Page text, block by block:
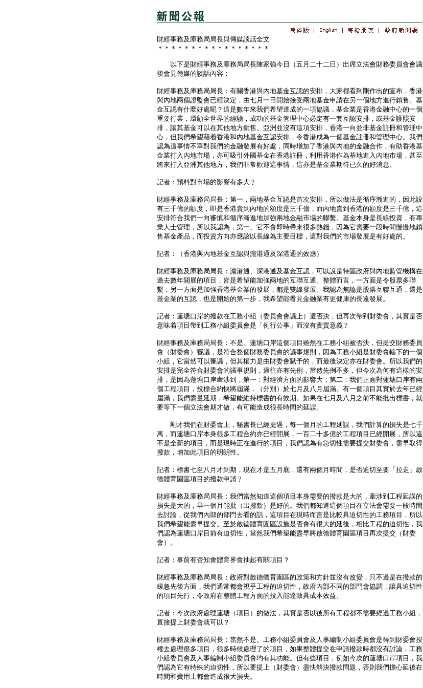
財經事務及庫務局局長與傳媒談話全文
＊＊＊＊＊＊＊＊＊＊＊＊＊＊＊＊＊
以下是財經事務及庫務局局長陳家強今日（五月二十二日）出席立法會財務委員會會議
後會見傳媒的談話內容：
財經事務及庫務局局長：有關香港與內地基金互認的安排，大家都看到剛作出的宣布，香港
與內地兩個證監會已經決定，由七月一日開始接受兩地基金申請在另一個地方進行銷售。基
金互認有什麼好處呢？這是數年來我們希望達成的一項協議，基金業是香港金融中心的一個
重要行業，環顧全世界的經驗，成功的基金管理中心必定有一套互認安排，或基金護照安
排，讓其基金可以在其他地方銷售。亞洲並沒有這項安排，香港一向並非基金註冊和管理中
心，但我們希望藉着香港和內地基金互認安排，令香港成為一個基金註冊和管理中心。我們
認為這事情不單對我們的金融發展有好處，同時增加了香港與內地的金融合作，有助香港基
金業打入內地市場，亦可吸引外國基金在香港註冊，利用香港作為基地進入內地市場，甚至
將來打入亞洲其他地方，我們非常歡迎這事情，這亦是基金業期待已久的好消息。
記者：預料對市場的影響有多大﹖
財經事務及庫務局局長：第一，兩地基金互認是首次安排，所以做法是循序漸進的，因此設
有三千億的額度，即是香港賣到內地的額度是三千億，而內地賣到香港的額度是三千億，這
安排符合我們一向審慎和循序漸進地加強兩地金融市場的聯繫。基金本身是長線投資，有專
業人士管理，所以我認為，第一、它不會即時帶來很多熱錢，因為它需要一段時間慢慢地銷
售基金產品，而投資方向亦應該以長線為主要目標，這對我們的市場發展是有好處的。
記者：（香港與內地基金互認與滬港通及深港通的效應）
財經事務及庫務局局長：滬港通、深港通及基金互認，可以說是特區政府與內地監管機構在
過去數年開展的項目，皆是希望能加強兩地的互聯互通。整體而言，一方面是令股票多聯
繫，另一方面是加強香港基金業的發展，都是雙線發展。我認為無論是股票互聯互通，還是
基金業的互認，也是開始的第一步，我希望能看見金融業有更健康的長遠發展。
記者：蓮塘口岸的撥款在工務小組（委員會會議上）遭否決，但再次帶到財委會，其實是否
意味着項目帶到工務小組委員會是「例行公事」而沒有實質意義﹖
財經事務及庫務局局長：不是。蓮塘口岸這個項目雖然在工務小組被否決，但提交財務委員
會（財委會）審議，是符合整個財務委員會的議事規則，因為工務小組是財委會轄下的一個
小組，它當然可以審議，但其權力是由財委會賦予的，而最後決定亦在財委會。所以我們的
安排是完全符合財委會的議事規則，過往亦有先例，當然先例不多，但今次為何有這樣的安
排，是因為蓮塘口岸牽涉到，第一：對經濟方面的影響大；第二：我們正面對蓮塘口岸有兩
個工程項目，投標合約快將屆滿，（分別）於七月及八月屆滿。有一個項目其實於去年已經
屆滿，我們盡量延期，希望能維持標書的有效期。如果在七月及八月之前不能批出標書，就
要等下一個立法會期才做，有可能造成很長時間的延誤。
剛才我們在財委會上，秘書長已經提過，每一個月的工程延誤，我們計算的損失是七千
萬，而蓮塘口岸本身很多工程合約亦已經開展，一百二十多億的工程項目已經開展，所以這
不是全新的項目，而是現時正在進行的項目，我們認為有急切性需要提交財委會，盡早取得
撥款，增加此項目的明朗性。
記者：標書七至八月才到期，現在才是五月底，還有兩個月時間，是否迫切至要「拉走」啟
德體育園區項目的撥款申請﹖
財經事務及庫務局局長：我們當然知道這個項目本身需要的撥款是大的，牽涉到工程延誤的
損失是大的，早一個月能批（出撥款）是好的。我們都知道這個項目在立法會需要一段時間
去討論，從我們內部的部門去看的話，這項目在現時而言是比較具迫切性的工務項目，所以
我們希望能盡早提交。至於啟德體育園區設施是否會有很大的延後，相比工程的迫切性，我
們認為蓮塘口岸目前有迫切性，當然我們希望能盡早將啟德體育園區項目再次提交（財委
會）。
記者：事前有否知會體育界會抽起有關項目？
財經事務及庫務局局長：政府對啟德體育園區的政策和方針並沒有改變，只不過是在撥款的
緩急先後方面，我們通常都會視乎工程的迫切性，政府內部不同的部門會協調，讓具迫切性
的項目先行，令政府在整體工程方面的投入能達致具成本效益。
記者：今次政府處理蓮塘（項目）的做法，其實是否以後所有工程都不需要經過工務小組，
直接提上財委會就可以？
財經事務及庫務局局長：當然不是。工務小組委員會及人事編制小組委員會是得到財委會授
權去處理很多項目，很多時候處理了的項目，如果整體提交在申請撥款時都沒有討論，工務
小組委員會及人事編制小組委員會均有其功能。但有些項目，例如今次的蓮塘口岸項目，我
們認為它有特殊的迫切性，所以要提上（財委會）盡快解決撥款問題，否則我們擔心延後在
時間和費用上都會造成很大損失。